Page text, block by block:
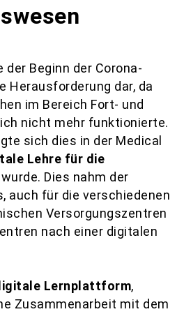
Beginn der Corona-
Herausforderung dar, da
im Bereich Fort- und
nicht mehr funktionierte.
sich dies in der Medical
Lehre für die
Dies nahm der
auch für die verschiedenen
Versorgungszentren
nach einer digitalen
Lernplattform,
Zusammenarbeit mit dem